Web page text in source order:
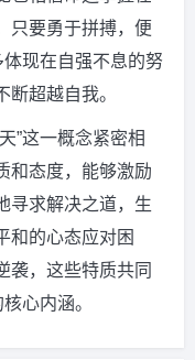
只要勇于拼搏，便
体现在自强不息的努
超越自我。
”这一概念紧密相
和态度，能够激励
寻求解决之道，生
和的心态应对困
袭，这些特质共同
心内涵。